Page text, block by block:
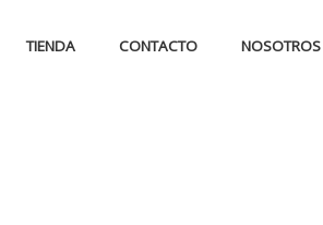
TIENDA CONTACTO NOSOTROS